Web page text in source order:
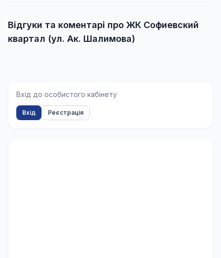
Відгуки та коментарі про ЖК Софиевский
квартал (ул. Ак. Шалимова)
Вхід до особистого кабінету
Вхід Реєстрація